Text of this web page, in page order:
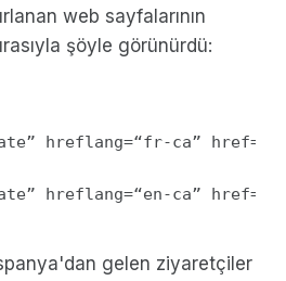
web sayfalarının
şöyle görünürdü:
hreflang=“fr-ca”
gelen ziyaretçiler